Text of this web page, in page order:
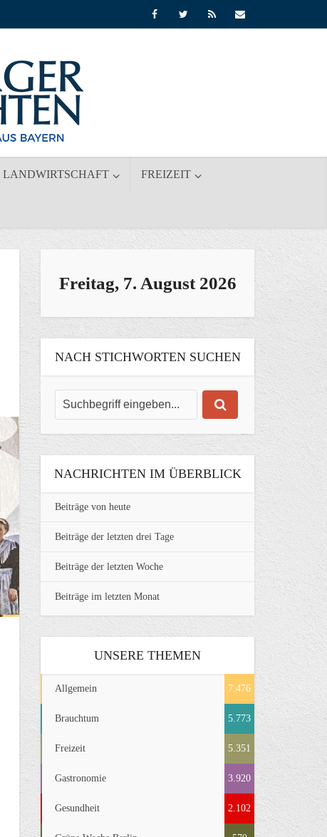
LANDWIRTSCHAFT FREIZEIT
Freitag, 7. August 2026
NACH STICHWORTEN SUCHEN
NACHRICHTEN IM ÜBERBLICK
Beiträge von heute
Beiträge der letzten drei Tage
Beiträge der letzten Woche
Beiträge im letzten Monat
UNSERE THEMEN
Allgemein 7.476
Brauchtum 5.773
Freizeit 5.351
Gastronomie 3.920
Gesundheit 2.102